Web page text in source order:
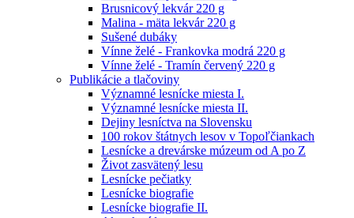
Brusnicový lekvár 220 g
Malina - mäta lekvár 220 g
Sušené dubáky
Vínne želé - Frankovka modrá 220 g
Vínne želé - Tramín červený 220 g
Publikácie a tlačoviny
Významné lesnícke miesta I.
Významné lesnícke miesta II.
Dejiny lesníctva na Slovensku
100 rokov štátnych lesov v Topoľčiankach
Lesnícke a drevárske múzeum od A po Z
Život zasvätený lesu
Lesnícke pečiatky
Lesnícke biografie
Lesnícke biografie II.